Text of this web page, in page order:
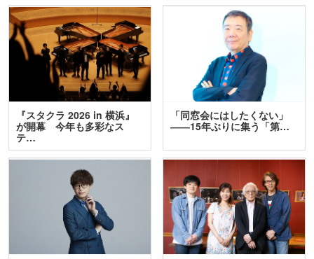
『スタクラ 2026 in 横浜』
が開幕 今年も多彩なス
テ…
「同窓会にはしたくない」
――15年ぶりに集う「第…